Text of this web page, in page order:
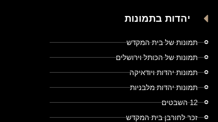
יהדות בתמונות
תמונות של בית המקדש
תמונות של הכותל וירושלים
תמונות יהדות ויודאיקה
תמונות יהדות מלבניות
12 השבטים
זכר לחורבן בית המקדש